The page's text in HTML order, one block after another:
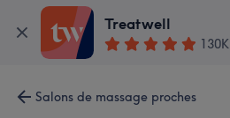
Treatwell
130K
Salons de massage proches